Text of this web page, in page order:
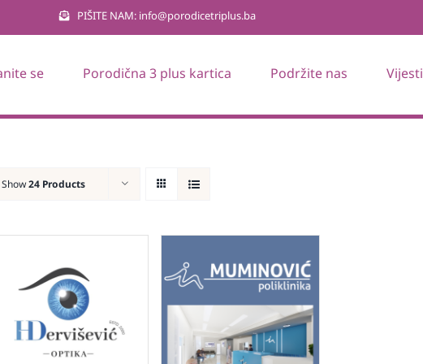
PIŠITE NAM: info@porodicetriplus.ba
se Porodična 3 plus kartica Podržite nas Vijesti
Show24 Products